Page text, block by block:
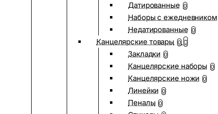
Датированные 0
Наборы с ежедневником
Недатированные 0
Канцелярские товары 0
Закладки 0
Канцелярские наборы 0
Канцелярские ножи 0
Линейки 0
Пеналы 0